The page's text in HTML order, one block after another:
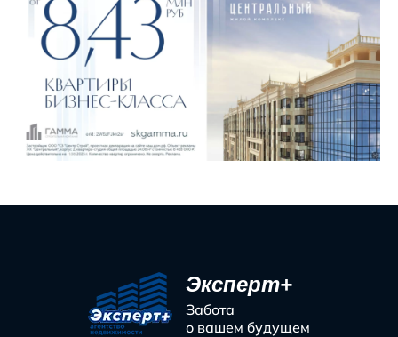
Эксперт+
Забота
о вашем будущем